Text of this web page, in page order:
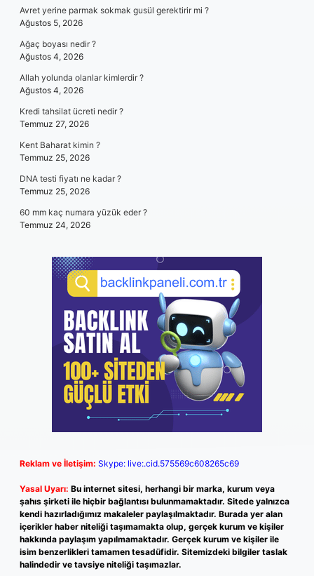
Avret yerine parmak sokmak gusül gerektirir mi ?
Ağustos 5, 2026
Ağaç boyası nedir ?
Ağustos 4, 2026
Allah yolunda olanlar kimlerdir ?
Ağustos 4, 2026
Kredi tahsilat ücreti nedir ?
Temmuz 27, 2026
Kent Baharat kimin ?
Temmuz 25, 2026
DNA testi fiyatı ne kadar ?
Temmuz 25, 2026
60 mm kaç numara yüzük eder ?
Temmuz 24, 2026
Reklam ve İletişim: Skype: live:.cid.575569c608265c69
Yasal Uyarı: Bu internet sitesi, herhangi bir marka, kurum veya
şahıs şirketi ile hiçbir bağlantısı bulunmamaktadır. Sitede yalnızca
kendi hazırladığımız makaleler paylaşılmaktadır. Burada yer alan
içerikler haber niteliği taşımamakta olup, gerçek kurum ve kişiler
hakkında paylaşım yapılmamaktadır. Gerçek kurum ve kişiler ile
isim benzerlikleri tamamen tesadüfidir. Sitemizdeki bilgiler taslak
halindedir ve tavsiye niteliği taşımazlar.